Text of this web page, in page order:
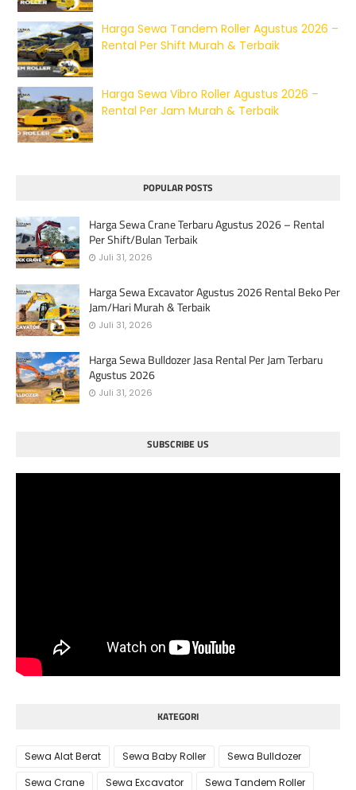
Harga Sewa Tandem Roller Agustus 2026 –
Rental Per Shift Murah & Terbaik
Harga Sewa Vibro Roller Agustus 2026 –
Rental Per Jam Murah & Terbaik
POPULAR POSTS
Harga Sewa Crane Terbaru Agustus 2026 – Rental
Per Shift/Bulan Terbaik
Juli 31, 2026
Harga Sewa Excavator Agustus 2026 Rental Beko Per
Jam/Hari Murah & Terbaik
Juli 31, 2026
Harga Sewa Bulldozer Jasa Rental Per Jam Terbaru
Agustus 2026
Juli 31, 2026
SUBSCRIBE US
KATEGORI
Sewa Alat Berat Sewa Baby Roller
Sewa Bulldozer
Sewa Crane
Sewa Excavator
Sewa Tandem Roller